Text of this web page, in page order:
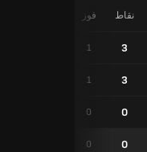
نقاط فوز
3
1
3
1
0
0
0
0